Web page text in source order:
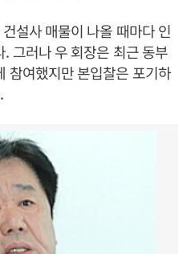
설사 매물이 나올 때마다 인
그러나 우 회장은 최근 동부
참여했지만 본입찰은 포기하